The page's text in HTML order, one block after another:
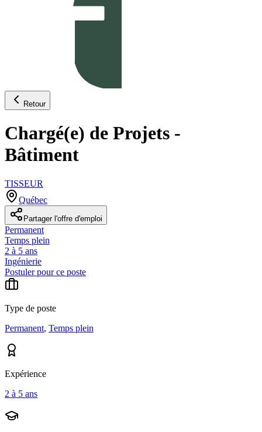
Retour
Chargé(e) de Projets -
Bâtiment
TISSEUR
Québec
Partager l'offre d'emploi
Permanent
Temps plein
2 à 5 ans
Ingénierie
Postuler pour ce poste
Type de poste
Permanent, Temps plein
Expérience
2 à 5 ans